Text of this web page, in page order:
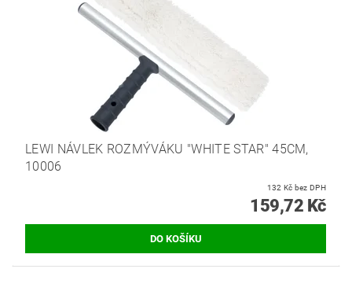
LEWI NÁVLEK ROZMÝVÁKU "WHITE STAR" 45CM,
10006
132 Kč bez DPH
159,72 Kč